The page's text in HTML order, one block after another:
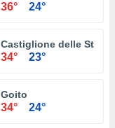
36° 24°
Castiglione delle
34° 23°
Goito
34° 24°